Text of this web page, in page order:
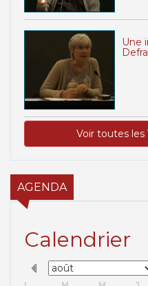
Une
Voir toutes les
AGENDA
Calendrier